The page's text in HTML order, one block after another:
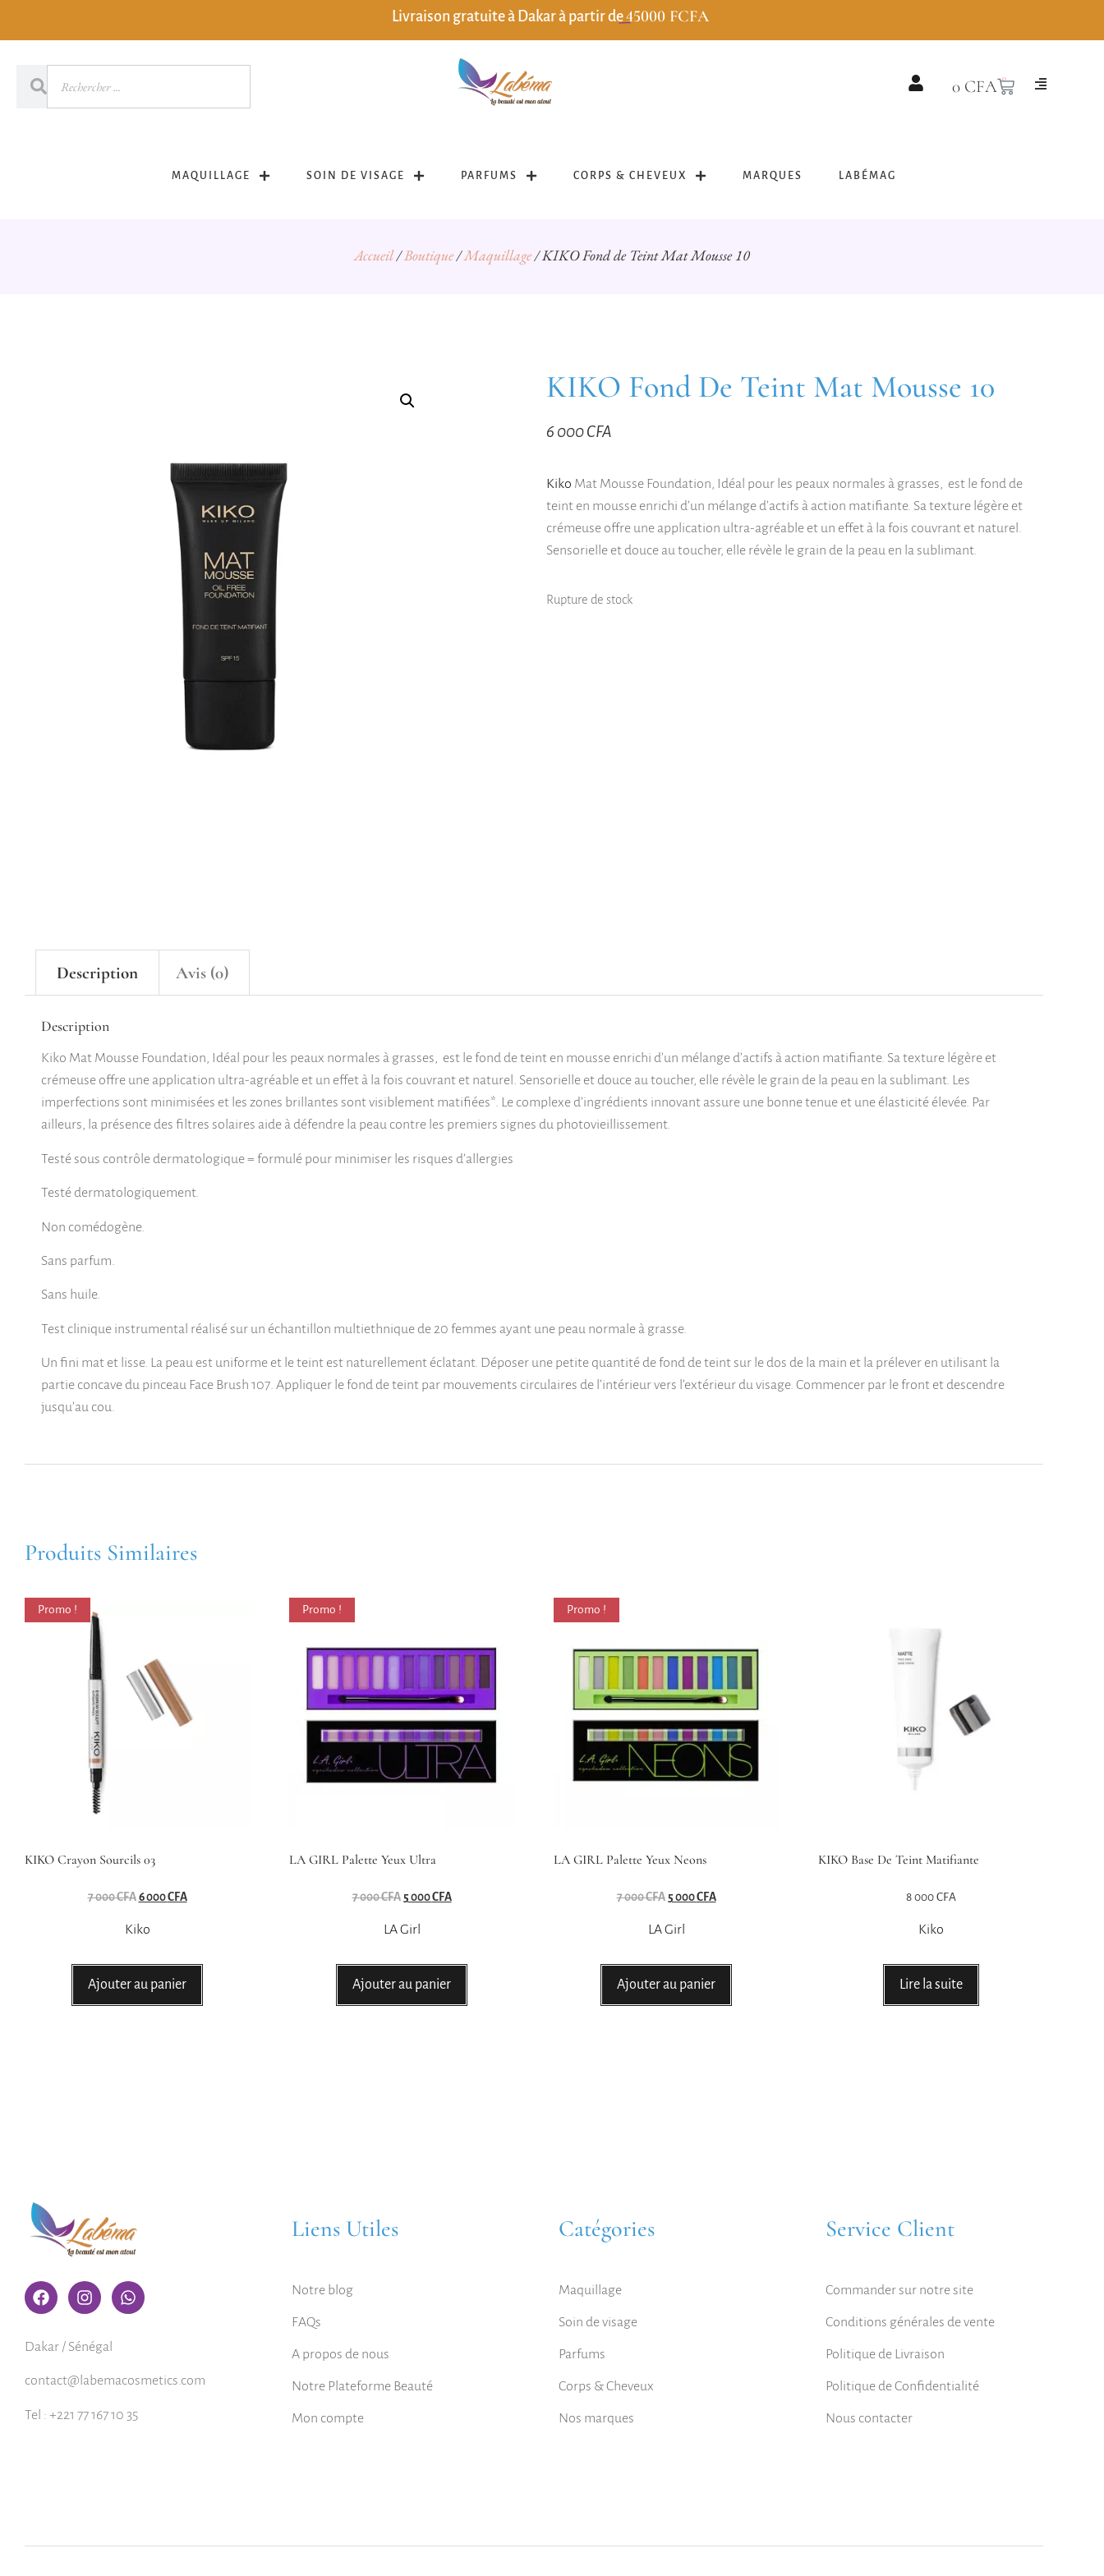
Livraison gratuite à Dakar à partir de45000 FCFA
0 CFA 0
MAQUILLAGE SOIN DE VISAGE PARFUMS CORPS & CHEVEUX MARQUES LABÉMAG
Accueil/Boutique/Maquillage/ KIKO Fond de Teint Mat Mousse 10
KIKO Fond De Teint Mat Mousse 10
6 000CFA
Kiko Mat Mousse Foundation, Idéal pour les peaux normales à grasses, est le fond de
teint en mousse enrichi d’un mélange d’actifs à action matifiante. Sa texture légère et
crémeuse offre une application ultra-agréable et un effet à la fois couvrant et naturel.
Sensorielle et douce au toucher, elle révèle le grain de la peau en la sublimant.
Rupture de stock
Description Avis (0)
Description
Kiko Mat Mousse Foundation, Idéal pour les peaux normales à grasses, est le fond de teint en mousse enrichi d’un mélange d’actifs à action matifiante. Sa texture légère et
crémeuse offre une application ultra-agréable et un effet à la fois couvrant et naturel. Sensorielle et douce au toucher, elle révèle le grain de la peau en la sublimant. Les
imperfections sont minimisées et les zones brillantes sont visiblement matifiées*. Le complexe d’ingrédients innovant assure une bonne tenue et une élasticité élevée. Par
ailleurs, la présence des filtres solaires aide à défendre la peau contre les premiers signes du photovieillissement.
Testé sous contrôle dermatologique = formulé pour minimiser les risques d’allergies
Testé dermatologiquement.
Non comédogène.
Sans parfum.
Sans huile.
Test clinique instrumental réalisé sur un échantillon multiethnique de 20 femmes ayant une peau normale à grasse.
Un fini mat et lisse. La peau est uniforme et le teint est naturellement éclatant. Déposer une petite quantité de fond de teint sur le dos de la main et la prélever en utilisant la
partie concave du pinceau Face Brush 107. Appliquer le fond de teint par mouvements circulaires de l’intérieur vers l’extérieur du visage. Commencer par le front et descendre
jusqu’au cou.
Produits Similaires
Promo !
KIKO Crayon Sourcils 03
7 000CFA 6 000CFA
Kiko
Ajouter au panier
Promo !
LA GIRL Palette Yeux Ultra
7 000CFA 5 000CFA
LA Girl
Ajouter au panier
Promo !
LA GIRL Palette Yeux Neons
7 000CFA 5 000CFA
LA Girl
Ajouter au panier
KIKO Base De Teint Matifiante
8 000 CFA
Kiko
Lire la suite
Dakar / Sénégal
contact@labemacosmetics.com
Tel : +221 77 167 10 35
Liens Utiles
Notre blog
FAQs
A propos de nous
Notre Plateforme Beauté
Mon compte
Catégories
Maquillage
Soin de visage
Parfums
Corps & Cheveux
Nos marques
Service Client
Commander sur notre site
Conditions générales de vente
Politique de Livraison
Politique de Confidentialité
Nous contacter